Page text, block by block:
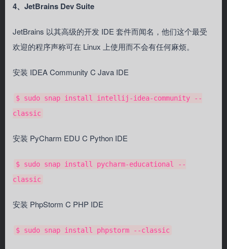
4、JetBrains Dev Suite
JetBrains 以其高级的开发 IDE 套件而闻名，他们这个最受
欢迎的程序声称可在 Linux 上使用而不会有任何麻烦。
安装 IDEA Community C Java IDE
$ sudo snap install intellij-idea-community --
classic
安装 PyCharm EDU C Python IDE
$ sudo snap install pycharm-educational --
classic
安装 PhpStorm C PHP IDE
$ sudo snap install phpstorm --classic